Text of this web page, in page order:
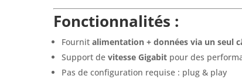
Fonctionnalités :
Fournitalimentation + données via un seul
Support devitesse Gigabit pour des
Pas de configuration requise : plug & play